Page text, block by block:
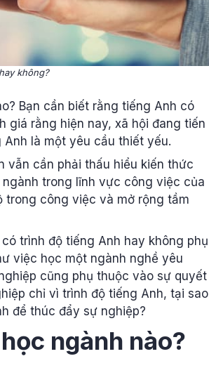
không?
Bạn cần biết rằng tiếng Anh có
giá rằng hiện nay, xã hội đang tiến
là một yêu cầu thiết yếu.
vẫn cần phải thấu hiểu kiến thức
trong lĩnh vực công việc của
trong công việc và mở rộng tầm
trình độ tiếng Anh hay không phụ
việc học một ngành nghề yêu
cũng phụ thuộc vào sự quyết
chỉ vì trình độ tiếng Anh, tại sao
để thúc đẩy sự nghiệp?
ngành nào?